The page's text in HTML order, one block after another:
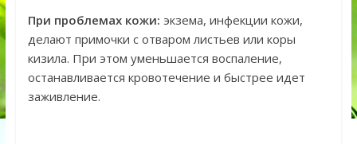
При проблемах кожи: экзема, инфекции кожи,
делают примочки с отваром листьев или коры
кизила. При этом уменьшается воспаление,
останавливается кровотечение и быстрее идет
заживление.